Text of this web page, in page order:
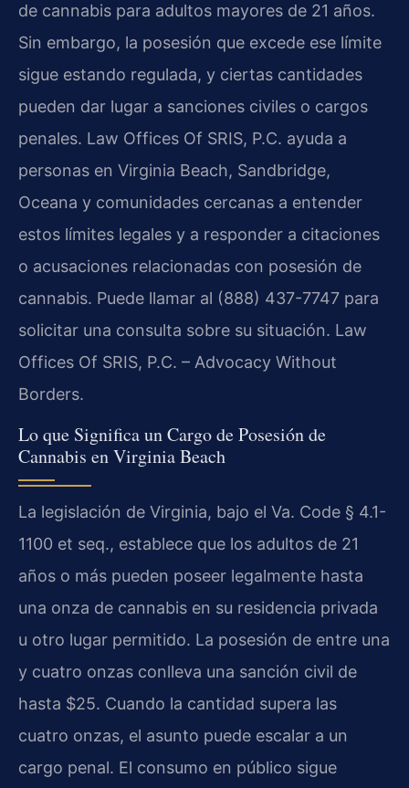
de cannabis para adultos mayores de 21 años.
Sin embargo, la posesión que excede ese límite
sigue estando regulada, y ciertas cantidades
pueden dar lugar a sanciones civiles o cargos
penales. Law Offices Of SRIS, P.C. ayuda a
personas en Virginia Beach, Sandbridge,
Oceana y comunidades cercanas a entender
estos límites legales y a responder a citaciones
o acusaciones relacionadas con posesión de
cannabis. Puede llamar al (888) 437-7747 para
solicitar una consulta sobre su situación. Law
Offices Of SRIS, P.C. – Advocacy Without
Borders.
Lo que Significa un Cargo de Posesión de
Cannabis en Virginia Beach
La legislación de Virginia, bajo el Va. Code § 4.1-
1100 et seq., establece que los adultos de 21
años o más pueden poseer legalmente hasta
una onza de cannabis en su residencia privada
u otro lugar permitido. La posesión de entre una
y cuatro onzas conlleva una sanción civil de
hasta $25. Cuando la cantidad supera las
cuatro onzas, el asunto puede escalar a un
cargo penal. El consumo en público sigue